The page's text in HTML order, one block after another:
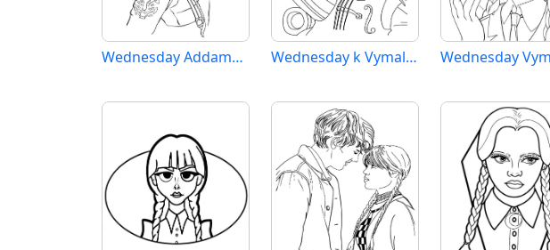
Wednesday Addamsová (4) Wednesday k Vymalování